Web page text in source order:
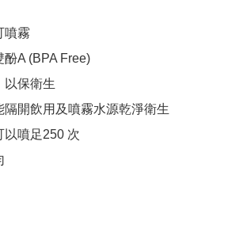
噴霧
酚A (BPA Free)
以保衛生
隔開飲用及噴霧水源乾淨衛生
以噴足250 次